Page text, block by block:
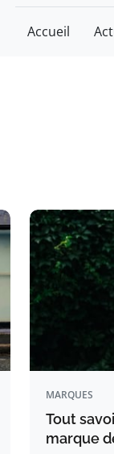
Accueil
MARQUES
Tout
marque